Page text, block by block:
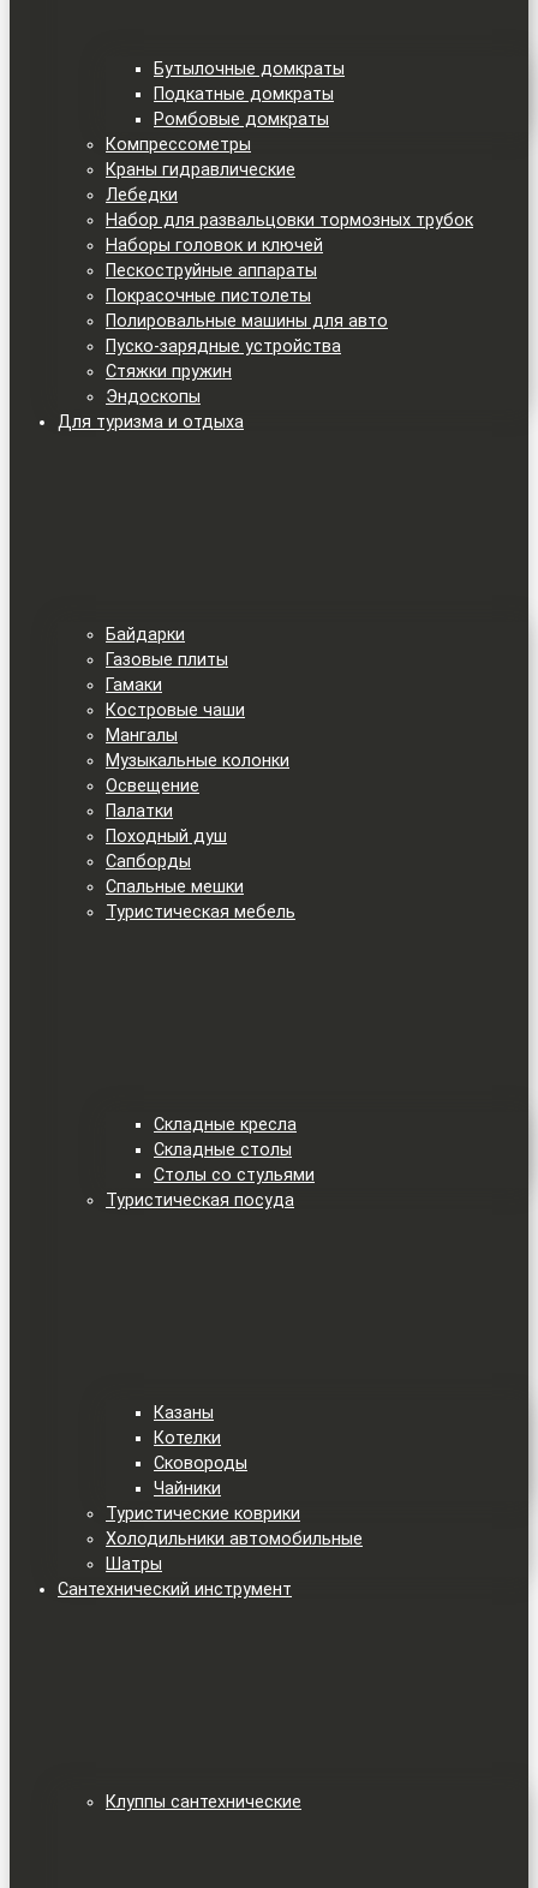
Бутылочные домкраты
Подкатные домкраты
Ромбовые домкраты
Компрессометры
Краны гидравлические
Лебедки
Набор для развальцовки тормозных трубок
Наборы головок и ключей
Пескоструйные аппараты
Покрасочные пистолеты
Полировальные машины для авто
Пуско-зарядные устройства
Стяжки пружин
Эндоскопы
Для туризма и отдыха
Байдарки
Газовые плиты
Гамаки
Костровые чаши
Мангалы
Музыкальные колонки
Освещение
Палатки
Походный душ
Сапборды
Спальные мешки
Туристическая мебель
Складные кресла
Складные столы
Столы со стульями
Туристическая посуда
Казаны
Котелки
Сковороды
Чайники
Туристические коврики
Холодильники автомобильные
Шатры
Сантехнический инструмент
Клуппы сантехнические